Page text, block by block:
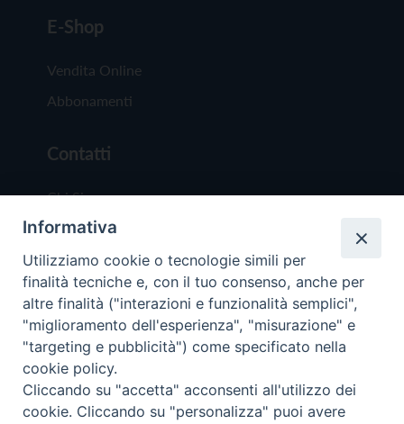
E-Shop
Vendita Online
Abbonamenti
Contatti
Chi Siamo
Redazione
Scrivici
Copyright © 2019 - Tutti i diritti riservati - Vita
Trentina Editrice
Informativa
Utilizziamo cookie o tecnologie simili per
finalità tecniche e, con il tuo consenso, anche per
altre finalità ("interazioni e funzionalità semplici",
"miglioramento dell'esperienza", "misurazione" e
"targeting e pubblicità") come specificato nella
cookie policy.
Cliccando su "accetta" acconsenti all'utilizzo dei
cookie. Cliccando su "personalizza" puoi avere